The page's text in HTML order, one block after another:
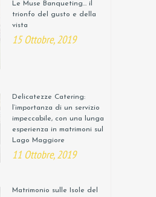
Le Muse Banqueting… il
trionfo del gusto e della
vista
15 Ottobre, 2019
Delicatezze Catering:
l’importanza di un servizio
impeccabile, con una lunga
esperienza in matrimoni sul
Lago Maggiore
11 Ottobre, 2019
Matrimonio sulle Isole del